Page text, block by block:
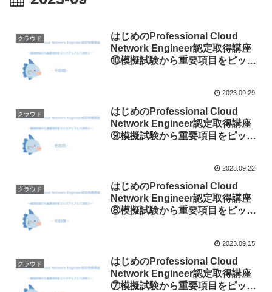
クラウド
はじめのProfessional Cloud
Network Engineer認定取得講座
⑩模擬試験から重要項目をピック
2023.09.29
クラウド
はじめのProfessional Cloud
Network Engineer認定取得講座
⑨模擬試験から重要項目をピック
2023.09.22
クラウド
はじめのProfessional Cloud
Network Engineer認定取得講座
⑧模擬試験から重要項目をピック
2023.09.15
クラウド
はじめのProfessional Cloud
Network Engineer認定取得講座
⑦模擬試験から重要項目をピック